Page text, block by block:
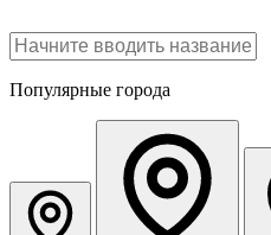
Популярные города